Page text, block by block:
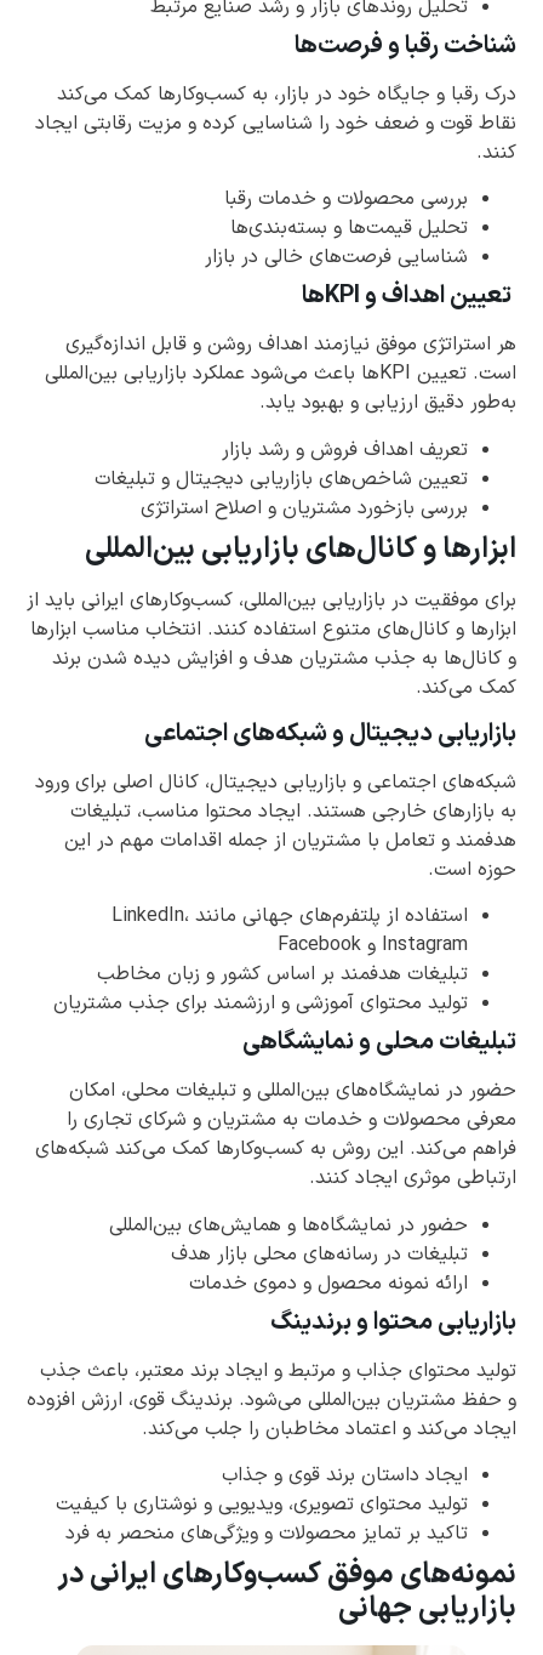
تحلیل روندهای بازار و رشد صنایع مرتبط
شناخت رقبا و فرصت‌ها
درک رقبا و جایگاه خود در بازار، به کسب‌وکارها کمک می‌کند
نقاط قوت و ضعف خود را شناسایی کرده و مزیت رقابتی ایجاد
کنند.
بررسی محصولات و خدمات رقبا
تحلیل قیمت‌ها و بسته‌بندی‌ها
شناسایی فرصت‌های خالی در بازار
تعیین اهداف و KPIها
هر استراتژی موفق نیازمند اهداف روشن و قابل اندازه‌گیری
است. تعیین KPIها باعث می‌شود عملکرد بازاریابی بین‌المللی
به‌طور دقیق ارزیابی و بهبود یابد.
تعریف اهداف فروش و رشد بازار
تعیین شاخص‌های بازاریابی دیجیتال و تبلیغات
بررسی بازخورد مشتریان و اصلاح استراتژی
ابزارها و کانال‌های بازاریابی بین‌المللی
برای موفقیت در بازاریابی بین‌المللی، کسب‌وکارهای ایرانی باید از
ابزارها و کانال‌های متنوع استفاده کنند. انتخاب مناسب ابزارها
و کانال‌ها به جذب مشتریان هدف و افزایش دیده شدن برند
کمک می‌کند.
بازاریابی دیجیتال و شبکه‌های اجتماعی
شبکه‌های اجتماعی و بازاریابی دیجیتال، کانال اصلی برای ورود
به بازارهای خارجی هستند. ایجاد محتوا مناسب، تبلیغات
هدفمند و تعامل با مشتریان از جمله اقدامات مهم در این
حوزه است.
استفاده از پلتفرم‌های جهانی مانند LinkedIn،
Instagram و Facebook
تبلیغات هدفمند بر اساس کشور و زبان مخاطب
تولید محتوای آموزشی و ارزشمند برای جذب مشتریان
تبلیغات محلی و نمایشگاهی
حضور در نمایشگاه‌های بین‌المللی و تبلیغات محلی، امکان
معرفی محصولات و خدمات به مشتریان و شرکای تجاری را
فراهم می‌کند. این روش به کسب‌وکارها کمک می‌کند شبکه‌های
ارتباطی موثری ایجاد کنند.
حضور در نمایشگاه‌ها و همایش‌های بین‌المللی
تبلیغات در رسانه‌های محلی بازار هدف
ارائه نمونه محصول و دموی خدمات
بازاریابی محتوا و برندینگ
تولید محتوای جذاب و مرتبط و ایجاد برند معتبر، باعث جذب
و حفظ مشتریان بین‌المللی می‌شود. برندینگ قوی، ارزش افزوده
ایجاد می‌کند و اعتماد مخاطبان را جلب می‌کند.
ایجاد داستان برند قوی و جذاب
تولید محتوای تصویری، ویدیویی و نوشتاری با کیفیت
تاکید بر تمایز محصولات و ویژگی‌های منحصر به فرد
نمونه‌های موفق کسب‌وکارهای ایرانی در
بازاریابی جهانی